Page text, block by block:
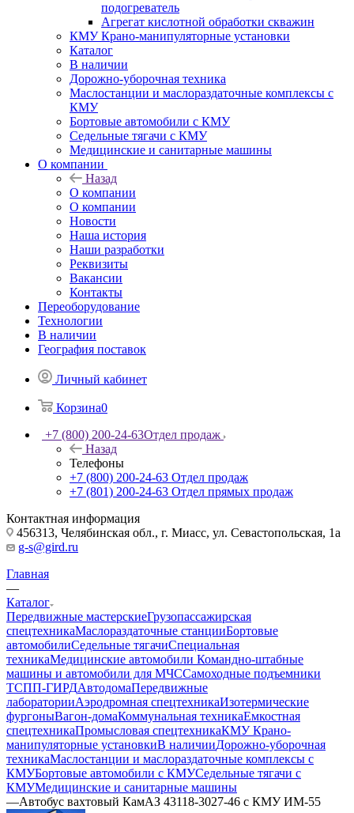
подогреватель
Агрегат кислотной обработки скважин
КМУ Крано-манипуляторные установки
Каталог
В наличии
Дорожно-уборочная техника
Маслостанции и маслораздаточные комплексы с
КМУ
Бортовые автомобили с КМУ
Седельные тягачи с КМУ
Медицинские и санитарные машины
О компании
Назад
О компании
О компании
Новости
Наша история
Наши разработки
Реквизиты
Вакансии
Контакты
Переоборудование
Технологии
В наличии
География поставок
Личный кабинет
Корзина0
+7 (800) 200-24-63Отдел продаж
Назад
Телефоны
+7 (800) 200-24-63 Отдел продаж
+7 (801) 200-24-63 Отдел прямых продаж
Контактная информация
456313, Челябинская обл., г. Миасс, ул. Севастопольская, 1а
g-s@gird.ru
Главная
—
Каталог
Передвижные мастерскиеГрузопассажирская
спецтехникаМаслораздаточные станцииБортовые
автомобилиСедельные тягачиСпециальная
техникаМедицинские автомобили Командно-штабные
машины и автомобили для МЧССамоходные подъемники
ТСПП-ГИРДАвтодомаПередвижные
лабораторииАэродромная спецтехникаИзотермические
фургоныВагон-домаКоммунальная техникаЕмкостная
спецтехникаПромысловая спецтехникаКМУ Крано-
манипуляторные установкиВ наличииДорожно-уборочная
техникаМаслостанции и маслораздаточные комплексы с
КМУБортовые автомобили с КМУСедельные тягачи с
КМУМедицинские и санитарные машины
—Автобус вахтовый КамАЗ 43118-3027-46 с КМУ ИМ-55